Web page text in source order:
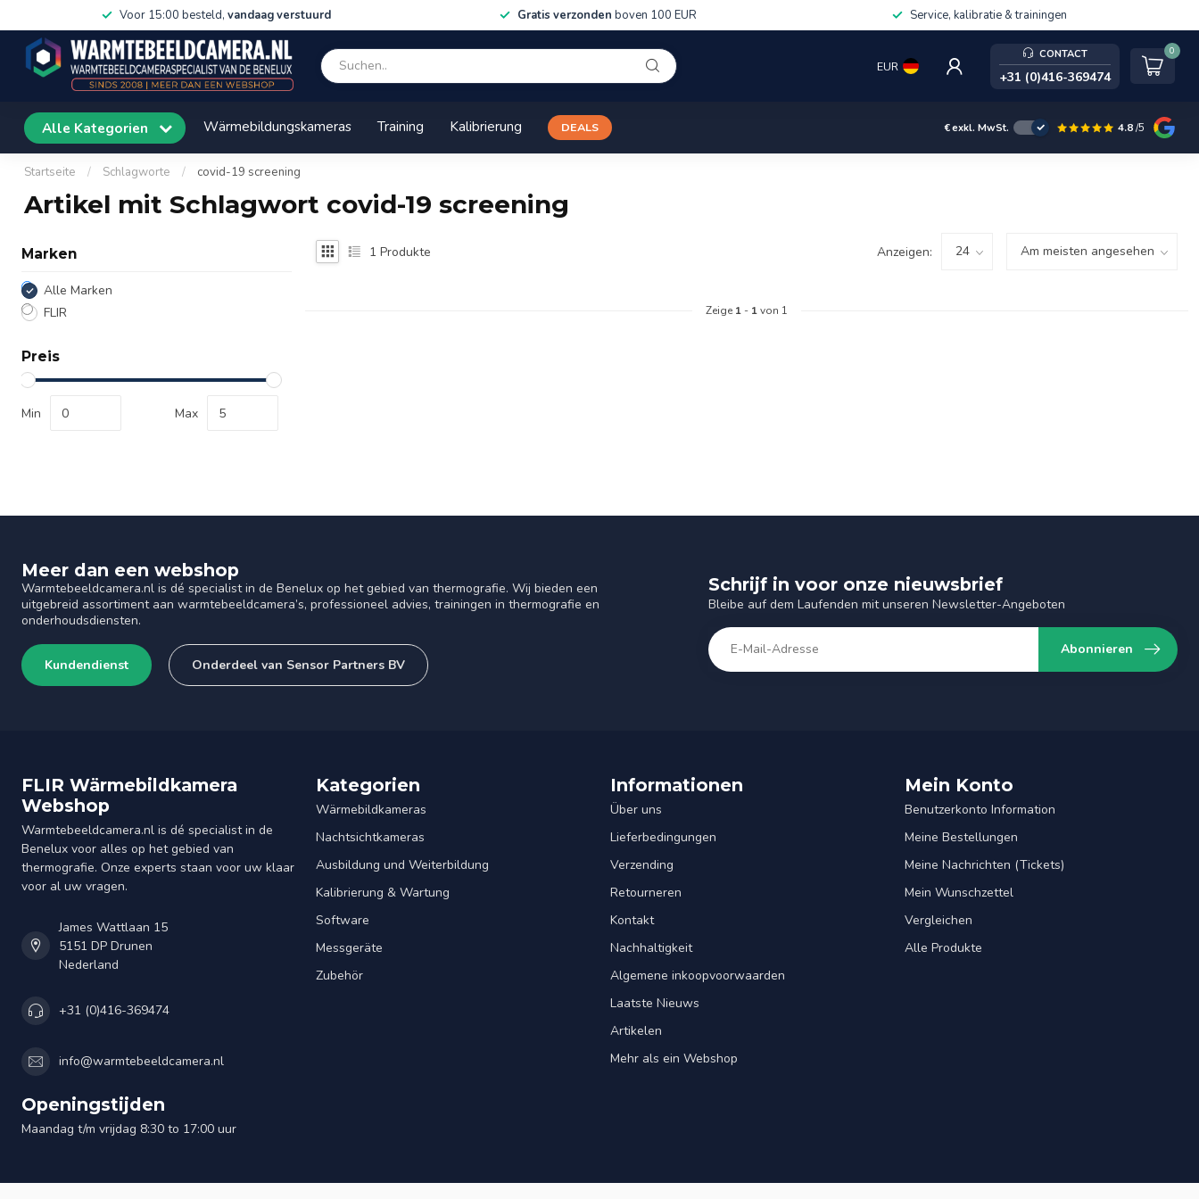
Voor 15:00 besteld, vandaag verstuurd Gratis verzonden boven 100 EUR Service, kalibratie & trainingen
EUR
CONTACT
+31 (0)416-369474
0
Alle Kategorien Wärmebildungskameras Training Kalibrierung DEALS €exkl. MwSt. 4.8/5
Startseite / Schlagworte / covid-19 screening
Artikel mit Schlagwort covid-19 screening
Marken
Alle Marken
FLIR
Preis
Min Max
1 Produkte Anzeigen:
Zeige 1 - 1von 1
Meer dan een webshop
Warmtebeeldcamera.nl is dé specialist in de Benelux op het gebied van thermografie. Wij bieden een
uitgebreid assortiment aan warmtebeeldcamera’s, professioneel advies, trainingen in thermografie en
onderhoudsdiensten.
Kundendienst Onderdeel van Sensor Partners BV
Schrijf in voor onze nieuwsbrief
Bleibe auf dem Laufenden mit unseren Newsletter-Angeboten
Abonnieren
FLIR Wärmebildkamera
Webshop
Warmtebeeldcamera.nl is dé specialist in de
Benelux voor alles op het gebied van
thermografie. Onze experts staan voor uw klaar
voor al uw vragen.
James Wattlaan 15
5151 DP Drunen
Nederland
+31 (0)416-369474
info@warmtebeeldcamera.nl
Openingstijden
Maandag t/m vrijdag 8:30 to 17:00 uur
Kategorien
Wärmebildkameras
Nachtsichtkameras
Ausbildung und Weiterbildung
Kalibrierung & Wartung
Software
Messgeräte
Zubehör
Informationen
Über uns
Lieferbedingungen
Verzending
Retourneren
Kontakt
Nachhaltigkeit
Algemene inkoopvoorwaarden
Laatste Nieuws
Artikelen
Mehr als ein Webshop
Mein Konto
Benutzerkonto Information
Meine Bestellungen
Meine Nachrichten (Tickets)
Mein Wunschzettel
Vergleichen
Alle Produkte